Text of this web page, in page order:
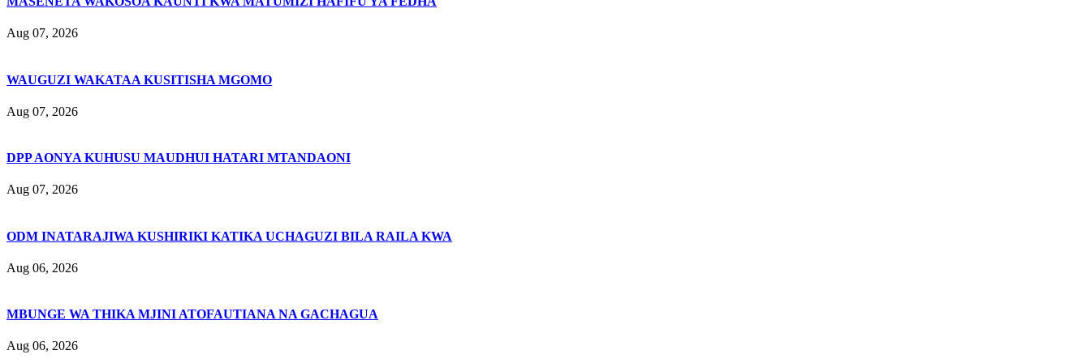
Aug 07, 2026
WAUGUZI WAKATAA KUSITISHA MGOMO
Aug 07, 2026
DPP AONYA KUHUSU MAUDHUI HATARI MTANDAONI
Aug 07, 2026
ODM INATARAJIWA KUSHIRIKI KATIKA UCHAGUZI BILA RAILA KWA
Aug 06, 2026
MBUNGE WA THIKA MJINI ATOFAUTIANA NA GACHAGUA
Aug 06, 2026